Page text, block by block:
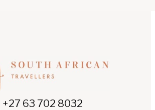
+27 63 702 8032